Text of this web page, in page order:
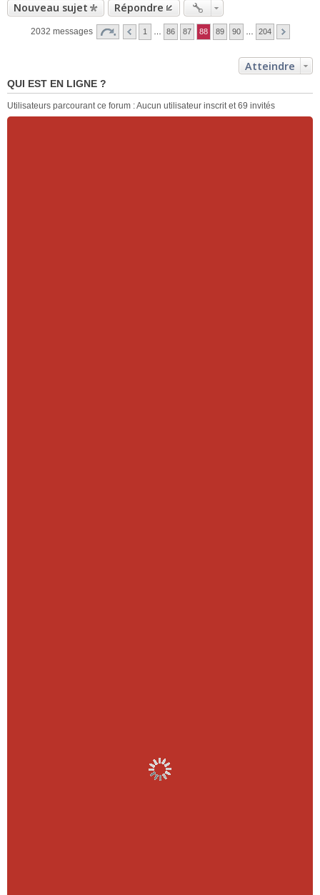
Nouveau sujet Répondre
2032 messages 1 86 87 88 89 90 204
Atteindre
QUI EST EN LIGNE ?
Utilisateurs parcourant ce forum : Aucun utilisateur inscrit et 69 invités